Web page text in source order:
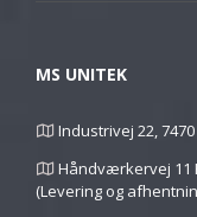
MS UNITEK
Industrivej 22, 7470
Håndværkervej 11
(Levering og